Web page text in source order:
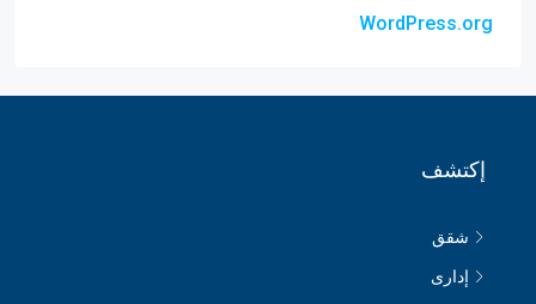
WordPress.org
إكتشف
شقق
إدارى